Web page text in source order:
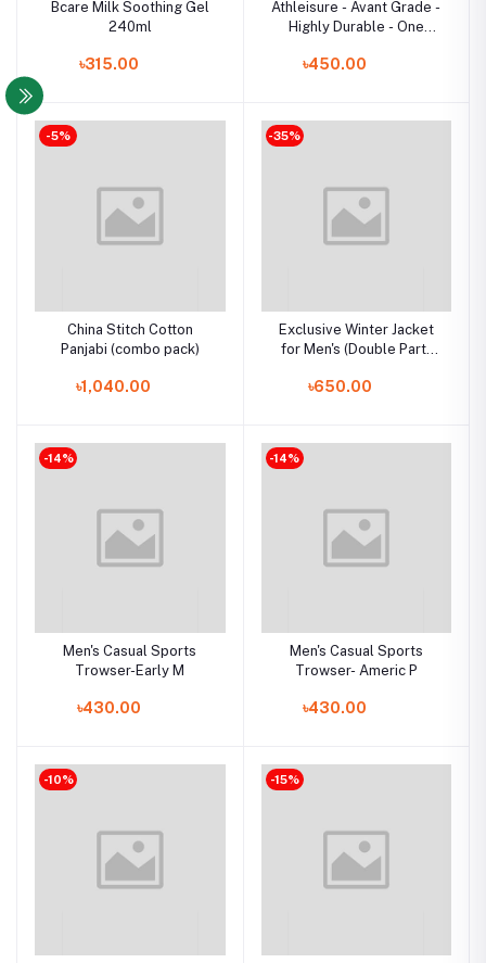
Bcare Milk Soothing Gel
240ml
৳315.00
Athleisure - Avant Grade -
Highly Durable - One
Cotton Anime T-Shirt - T
৳450.00
-5%
China Stitch Cotton
Panjabi (combo pack)
৳1,040.00
-35%
Exclusive Winter Jacket
for Men's (Double Part)
৳650.00
-14%
Men's Casual Sports
Trowser-Early M
৳430.00
-14%
Men's Casual Sports
Trowser- Americ P
৳430.00
-10% -15%